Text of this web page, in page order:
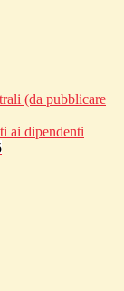
(da pubblicare
ai dipendenti